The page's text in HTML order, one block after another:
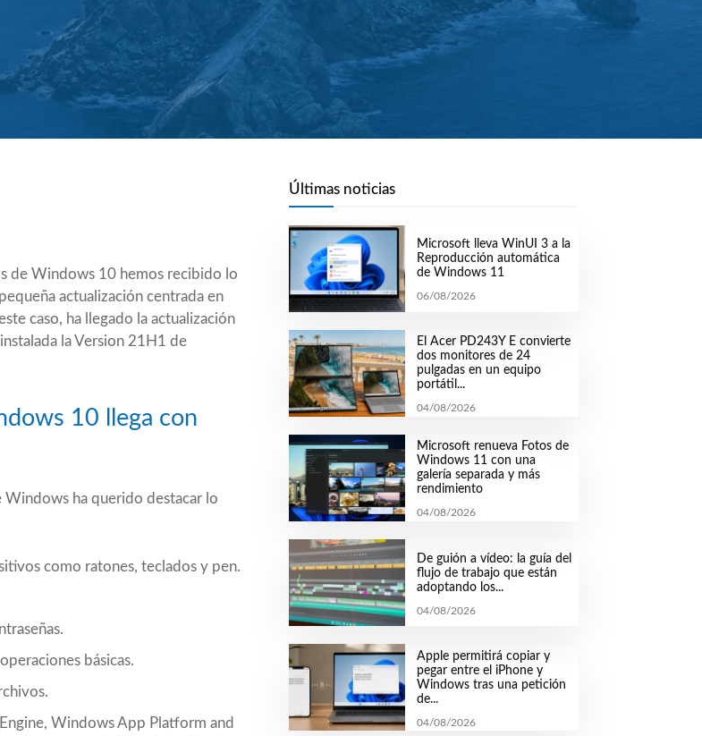
de Windows 10 hemos recibido lo
actualización centrada en
caso, ha llegado la actualización
laVersion 21H1 de
10 llega con
Windows ha querido destacar lo
como ratones, teclados y pen.
básicas.
Windows App Platform and
Últimas noticias
Microsoft lleva WinUI 3 a la
Reproducción automática
de Windows 11
06/08/2026
El Acer PD243Y E convierte
dos monitores de 24
pulgadas en un equipo
portátil...
04/08/2026
Microsoft renueva Fotos de
Windows 11 con una
galería separada y más
rendimiento
04/08/2026
De guión a vídeo: la guía del
flujo de trabajo que están
adoptando los...
04/08/2026
Apple permitirá copiar y
pegar entre el iPhone y
Windows tras una petición
de...
04/08/2026